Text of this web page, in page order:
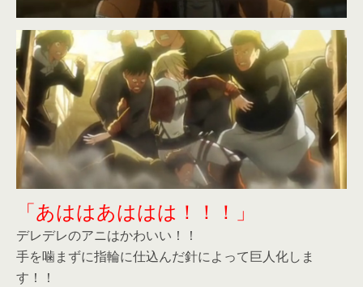
「あははあははは！！！」
デレデレのアニはかわいい！！
手を噛まずに指輪に仕込んだ針によって巨人化しま
す！！